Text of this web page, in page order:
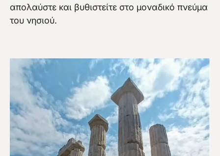
απολαύστε και βυθιστείτε στο μοναδικό πνεύμα
του νησιού.